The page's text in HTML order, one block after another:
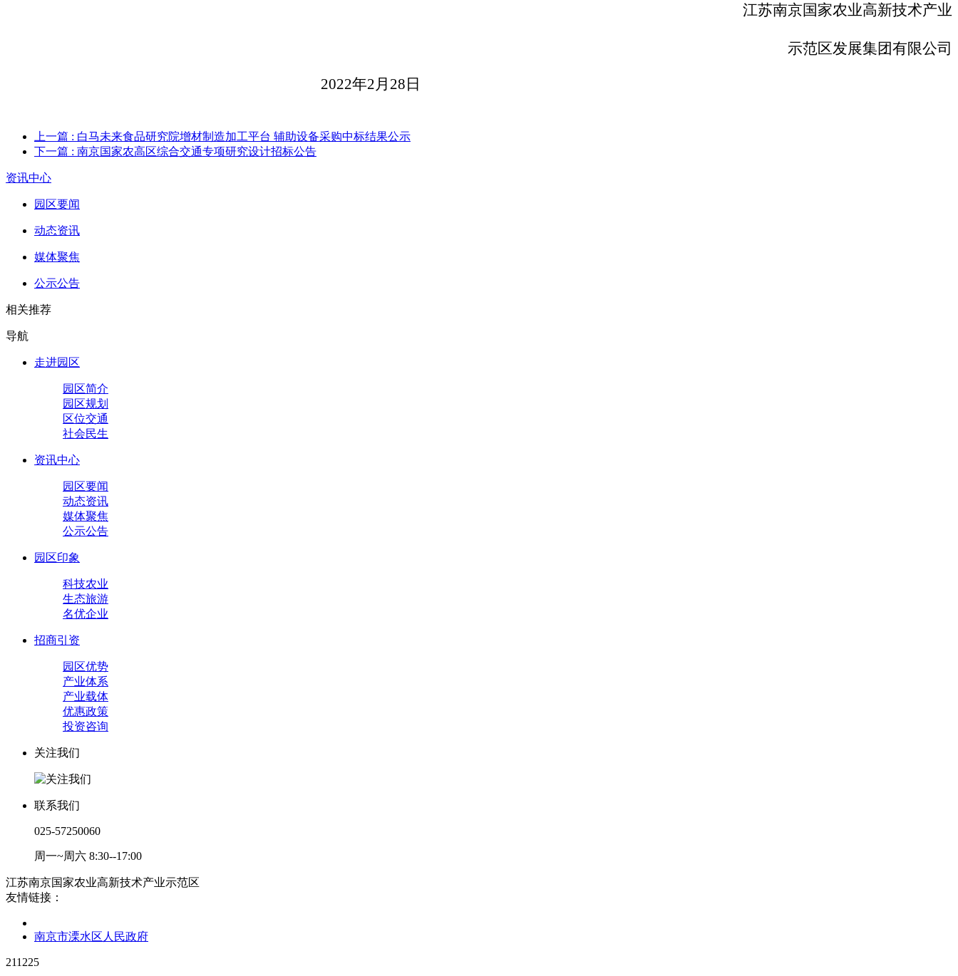
江苏南京国家农业高新技术产业
示范区发展集团有限公司
2022年2月 28 日
上一篇 : 白马未来食品研究院增材制造加工平台 辅助设备采购中标结果公示
下一篇 : 南京国家农高区综合交通专项研究设计招标公告
资讯中心
园区要闻
动态资讯
媒体聚焦
公示公告
相关推荐
导航
走进园区
园区简介
园区规划
区位交通
社会民生
资讯中心
园区要闻
动态资讯
媒体聚焦
公示公告
园区印象
科技农业
生态旅游
名优企业
招商引资
园区优势
产业体系
产业载体
优惠政策
投资咨询
关注我们
联系我们
025-57250060
周一~周六 8:30--17:00
江苏南京国家农业高新技术产业示范区
友情链接：
南京市溧水区人民政府
211225